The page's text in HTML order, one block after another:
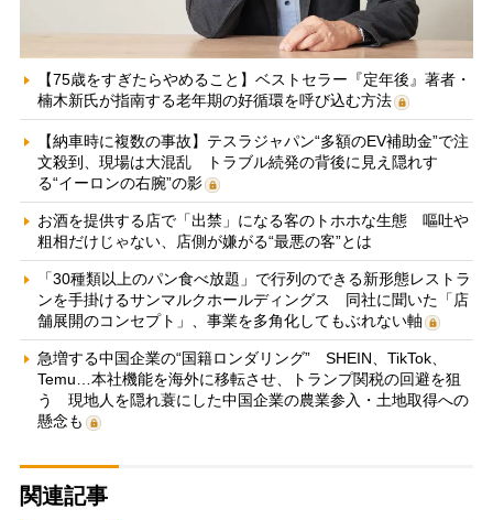
【75歳をすぎたらやめること】ベストセラー『定年後』著者・
楠木新氏が指南する老年期の好循環を呼び込む方法
【納車時に複数の事故】テスラジャパン“多額のEV補助金”で注
文殺到、現場は大混乱 トラブル続発の背後に見え隠れす
る“イーロンの右腕”の影
お酒を提供する店で「出禁」になる客のトホホな生態 嘔吐や
粗相だけじゃない、店側が嫌がる“最悪の客”とは
「30種類以上のパン食べ放題」で行列のできる新形態レストラ
ンを手掛けるサンマルクホールディングス 同社に聞いた「店
舗展開のコンセプト」、事業を多角化してもぶれない軸
急増する中国企業の“国籍ロンダリング” SHEIN、TikTok、
Temu…本社機能を海外に移転させ、トランプ関税の回避を狙
う 現地人を隠れ蓑にした中国企業の農業参入・土地取得への
懸念も
関連記事